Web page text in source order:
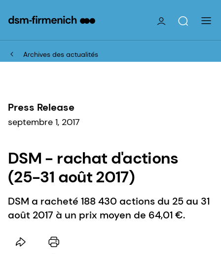
Archives des actualités
Press Release
septembre 1, 2017
DSM - rachat d'actions
(25-31 août 2017)
DSM a racheté 188 430 actions du 25 au 31
août 2017 à un prix moyen de 64,01 €.